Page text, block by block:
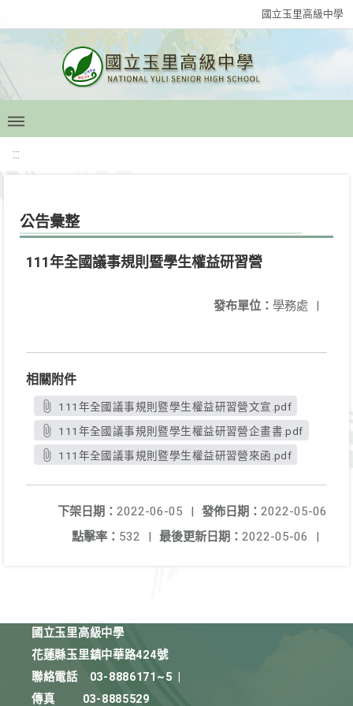
國立玉里高級中學
:::
公告彙整
111年全國議事規則暨學生權益研習營
發布單位： 學務處 |
相關附件
111年全國議事規則暨學生權益研習營文宣.pdf
111年全國議事規則暨學生權益研習營企畫書.pdf
111年全國議事規則暨學生權益研習營來函.pdf
發佈日期： 2022-05-06
下架日期： 2022-06-05
|
最後更新日期： 2022-05-06 |
點擊率： 532 |
國立玉里高級中學
花蓮縣玉里鎮中華路424號
聯絡電話
03-8886171~5
傳真
03-8885529